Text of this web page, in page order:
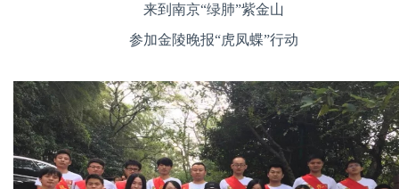
来到南京“绿肺”紫金山
参加金陵晚报“虎凤蝶”行动